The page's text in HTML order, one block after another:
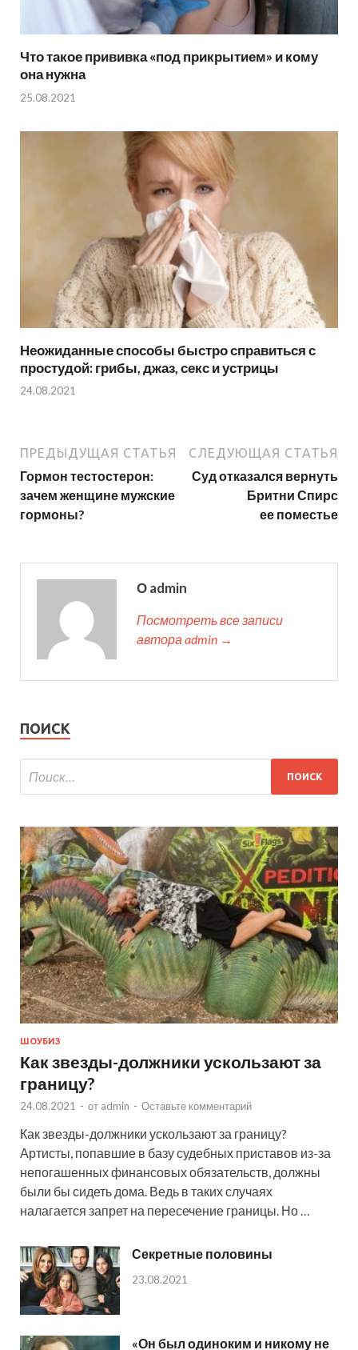
Что такое прививка «под прикрытием» и кому
она нужна
25.08.2021
Неожиданные способы быстро справиться с
простудой: грибы, джаз, секс и устрицы
24.08.2021
ПРЕДЫДУЩАЯ СТАТЬЯ
Гормон тестостерон:
зачем женщине мужские
гормоны?
СЛЕДУЮЩАЯ СТАТЬЯ
Суд отказался вернуть
Бритни Спирс
ее поместье
О admin
Посмотреть все записи
автора admin →
ПОИСК
ШОУБИЗ
Как звезды-должники ускользают за
границу?
24.08.2021 - от admin - Оставьте комментарий
Как звезды-должники ускользают за границу?
Артисты, попавшие в базу судебных приставов из-за
непогашенных финансовых обязательств, должны
были бы сидеть дома. Ведь в таких случаях
налагается запрет на пересечение границы. Но …
Секретные половины
23.08.2021
«Он был одиноким и никому не